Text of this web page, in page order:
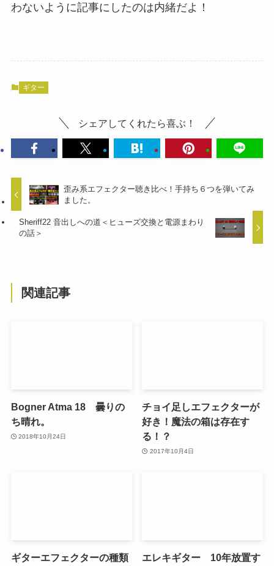
わないように記事にしたのは内緒だよ！
ギター
シェアしてくれたら喜ぶ！
歪み系エフェクター聴き比べ！手持ち６つを弾いてみ
ました。
Sheriff22 音出しへの道＜ヒューズ交換と電源まわり
の話＞
関連記事
Bogner Atma 18 曇りの
ち晴れ。
2018年10月24日
チョイ足しエフェクターが
好き！魔法の箱は存在す
る！？
2017年10月4日
ギターエフェクターの種類
エレキギター 10年放置す